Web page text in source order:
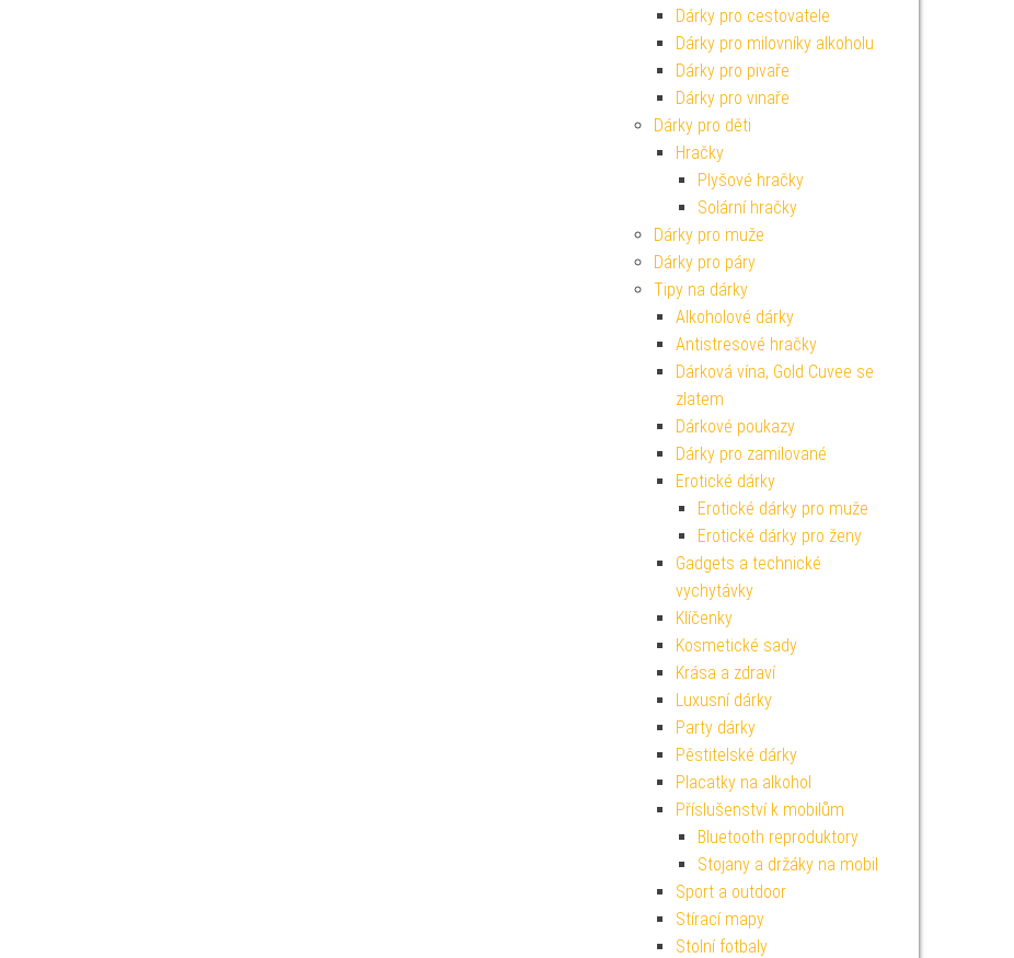
Dárky pro cestovatele
Dárky pro milovníky alkoholu
Dárky pro pivaře
Dárky pro vinaře
Dárky pro děti
Hračky
Plyšové hračky
Solární hračky
Dárky pro muže
Dárky pro páry
Tipy na dárky
Alkoholové dárky
Antistresové hračky
Dárková vína, Gold Cuvee se
zlatem
Dárkové poukazy
Dárky pro zamilované
Erotické dárky
Erotické dárky pro muže
Erotické dárky pro ženy
Gadgets a technické
vychytávky
Klíčenky
Kosmetické sady
Krása a zdraví
Luxusní dárky
Party dárky
Pěstitelské dárky
Placatky na alkohol
Příslušenství k mobilům
Bluetooth reproduktory
Stojany a držáky na mobil
Sport a outdoor
Stírací mapy
Stolní fotbaly